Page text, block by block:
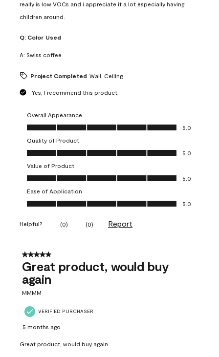
really is low VOCs and i appreciate it a lot especially having
children around.
Q: Color Used
A: Swiss coffee
Project Completed Wall, Ceiling
Yes, I recommend this product.
Overall Appearance
Overall Appearance, 5.0 out of 5
5.0
Quality of Product
Quality of Product, 5.0 out of 5
5.0
Value of Product
Value of Product, 5.0 out of 5
5.0
Ease of Application
Ease of Application, 5.0 out of 5
5.0
Helpful? (0) (0) Report
5 out of 5 stars.
Great product, would buy
again
MMMM
VERIFIED PURCHASER
5 months ago
Great product, would buy again